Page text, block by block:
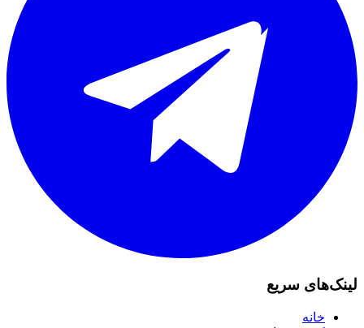
لینک‌های سریع
خانه